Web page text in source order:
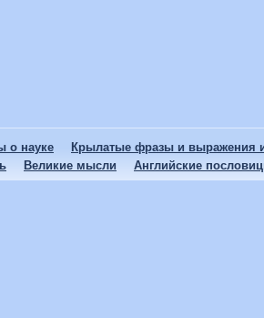
о науке Крылатые фразы и выражения
Великие мысли Английские